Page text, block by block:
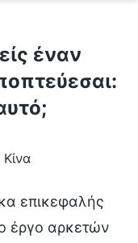
έναν
επικεφαλής
έργο αρκετών